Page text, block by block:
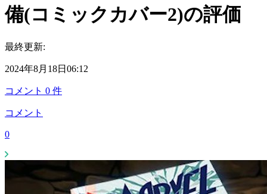
備(コミックカバー2)の評価
最終更新:
2024年8月18日06:12
コメント 0 件
コメント
0